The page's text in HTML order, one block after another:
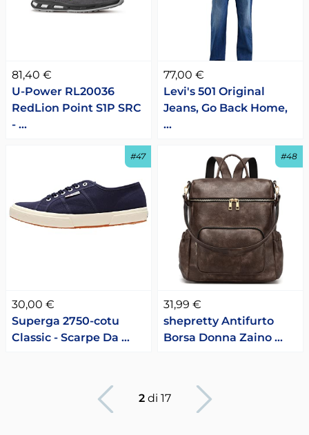
81,40 €
U-Power RL20036
RedLion Point S1P SRC
- …
77,00 €
Levi's 501 Original
Jeans, Go Back Home,
…
#47
30,00 €
Superga 2750-cotu
Classic - Scarpe Da …
#48
31,99 €
shepretty Antifurto
Borsa Donna Zaino …
Pagina precedente
2di 17